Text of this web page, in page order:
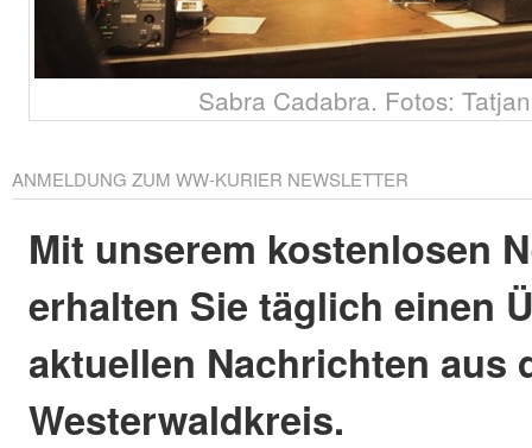
Sabra Cadabra. Fotos:
ANMELDUNG ZUM WW-KURIER NEWSLETTER
Mit unserem kostenlosen
erhalten Sie täglich einen
aktuellen Nachrichten aus
Westerwaldkreis.